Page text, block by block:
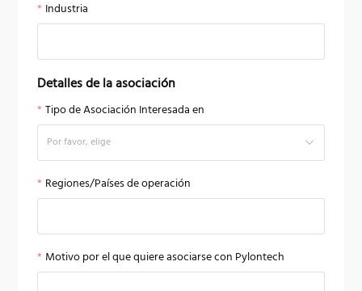
Industria
Detalles de la asociación
Tipo de Asociación Interesada en
Regiones/Países de operación
Motivo por el que quiere asociarse con Pylontech